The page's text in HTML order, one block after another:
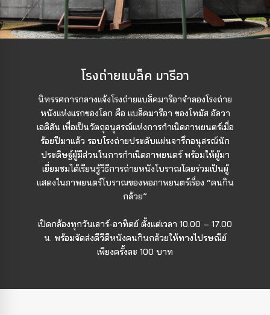
โรงถ่ายแบล็ค มารีอา
นิทรรศการกลางแจ้งโรงถ่ายแบล็คมารีอาจำลองโรงถ่าย
หนังแห่งแรกของโลก คือ แบล็คมารีอา ของโทมัส อัลวา
เอดิสัน เพื่อเป็นวัตถุอนุสรณ์แห่งการกำเนิดภาพยนตร์เมื่อ
ร้อยปีมาแล้ว รอบโรงถ่ายประดับแผ่นจารึกอนุสรณ์นัก
ประดิษฐ์ผู้มีส่วนในการกำเนิดภาพยนตร์ พร้อมให้ผู้มา
เยี่ยมชมได้เรียนรู้วิธีการถ่ายหนังโบราณโดยร่วมเป็นผู้
แสดงในภาพยนตร์โบราณของหอภาพยนตร์เรื่อง “คนกิน
กล้วย”
เปิดกล้องทุกวันเสาร์-อาทิตย์ ตั้งแต่เวลา 10.00 – 17.00
น. พร้อมจัดส่งดีวีดีหนังคนกินกล้วยให้ทางไปรษณีย์
เพียงครั้งละ 100 บาท